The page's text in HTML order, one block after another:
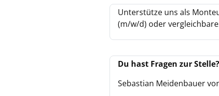
Unterstütze uns als
(m/w/d) oder
Du hast Fragen zur Stelle?
Sebastian Meidenbauer